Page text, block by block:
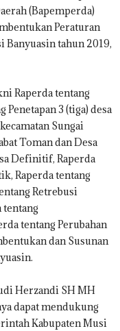
(Bapemperda)
Peraturan
Banyuasin tahun 2019,
Raperda tentang
Penetapan 3 (tiga) desa
Sungai
Toman dan Desa
Definitif, Raperda
Raperda tentang
Retrebusi
tentang
tentang Perubahan
dan Susunan
Herzandi SH MH
dapat mendukung
Kabupaten Musi